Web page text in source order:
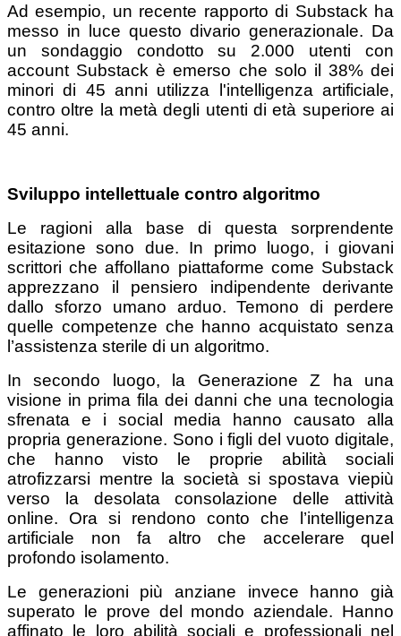
Ad esempio, un recente rapporto di Substack ha
messo in luce questo divario generazionale. Da
un sondaggio condotto su 2.000 utenti con
account Substack è emerso che solo il 38% dei
minori di 45 anni utilizza l'intelligenza artificiale,
contro oltre la metà degli utenti di età superiore ai
45 anni.
Sviluppo intellettuale contro algoritmo
Le ragioni alla base di questa sorprendente
esitazione sono due. In primo luogo, i giovani
scrittori che affollano piattaforme come Substack
apprezzano il pensiero indipendente derivante
dallo sforzo umano arduo. Temono di perdere
quelle competenze che hanno acquistato senza
l’assistenza sterile di un algoritmo.
In secondo luogo, la Generazione Z ha una
visione in prima fila dei danni che una tecnologia
sfrenata e i social media hanno causato alla
propria generazione. Sono i figli del vuoto digitale,
che hanno visto le proprie abilità sociali
atrofizzarsi mentre la società si spostava viepiù
verso la desolata consolazione delle attività
online. Ora si rendono conto che l’intelligenza
artificiale non fa altro che accelerare quel
profondo isolamento.
Le generazioni più anziane invece hanno già
superato le prove del mondo aziendale. Hanno
affinato le loro abilità sociali e professionali nel